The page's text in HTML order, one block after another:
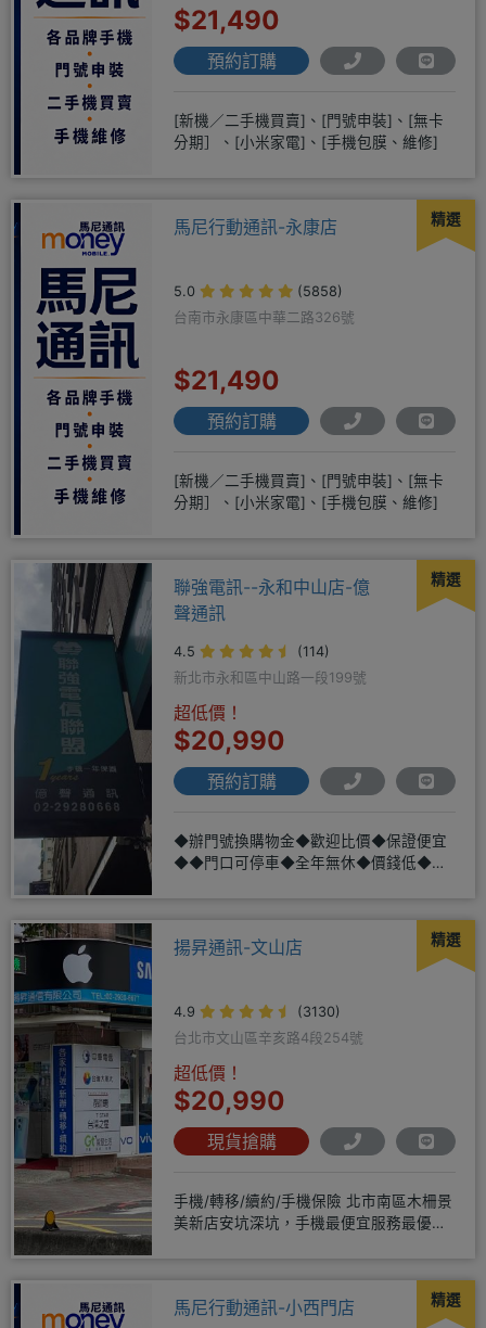
$21,490
預約訂購
[新機／二手機買賣]、[門號申裝]、[無卡
分期］、[小米家電]、[手機包膜、維修]
精選
馬尼行動通訊-永康店
5.0
(5858)
台南市永康區中華二路326號
$21,490
預約訂購
[新機／二手機買賣]、[門號申裝]、[無卡
分期］、[小米家電]、[手機包膜、維修]
精選
聯強電訊--永和中山店-億
聲通訊
4.5
(114)
新北市永和區中山路一段199號
超低價！
$20,990
預約訂購
◆辦門號換購物金◆歡迎比價◆保證便宜
◆◆門口可停車◆全年無休◆價錢低◆服
精選
揚昇通訊-文山店
4.9
(3130)
台北市文山區辛亥路4段254號
超低價！
$20,990
現貨搶購
手機/轉移/續約/手機保險 北市南區木柵景
美新店安坑深坑，手機最便宜服務最優
精選
馬尼行動通訊-小西門店